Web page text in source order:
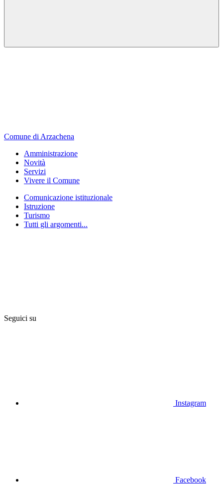
Comune di Arzachena
Amministrazione
Novità
Servizi
Vivere il Comune
Comunicazione istituzionale
Istruzione
Turismo
Tutti gli argomenti...
Seguici su
Instagram
Facebook